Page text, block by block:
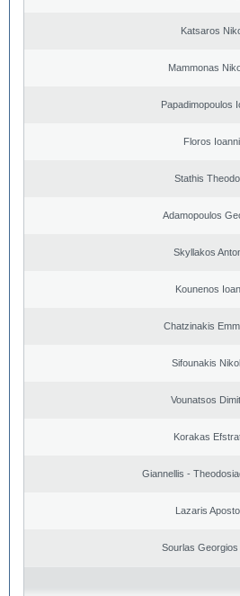
Katsaros
Mammonas
Papadimopoulos
Floros
Stathis
Adamopoulos
Skyllakos
Kounenos
Chatzinakis
Sifounakis
Vounatsos
Korakas
Giannellis -
Lazaris
Sourlas Georgios